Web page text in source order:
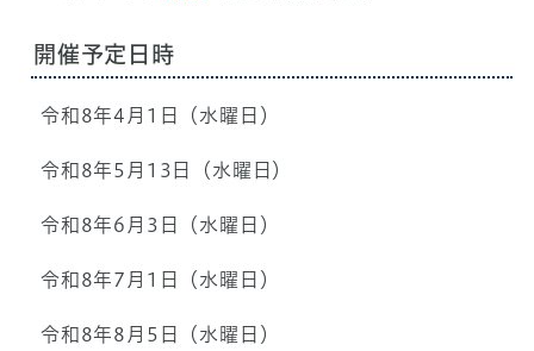
開催予定日時
令和8年4月1日（水曜日）
令和8年5月13日（水曜日）
令和8年6月3日（水曜日）
令和8年7月1日（水曜日）
令和8年8月5日（水曜日）